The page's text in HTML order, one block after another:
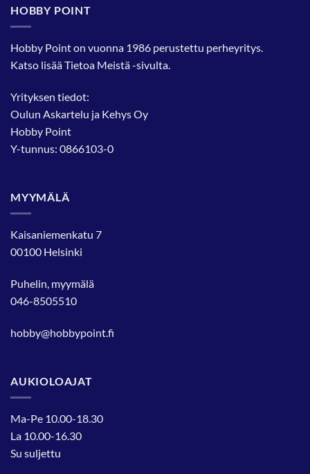
HOBBY POINT
Hobby Point on vuonna 1986 perustettu perheyritys.
Katso lisääTietoa Meistä-sivulta.
Yrityksen tiedot:
Oulun Askartelu ja Kehys Oy
Hobby Point
Y-tunnus: 0866103-0
MYYMÄLÄ
Kaisaniemenkatu 7
00100 Helsinki
Puhelin, myymälä
046-8505510
hobby@hobbypoint.fi
AUKIOLOAJAT
Ma-Pe 10.00-18.30
La 10.00-16.30
Su suljettu